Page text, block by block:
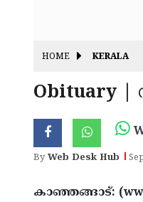
HOME KERALA
Obituary |
ByWeb Desk Hub
കാഞ്ഞങ്ങാട്: